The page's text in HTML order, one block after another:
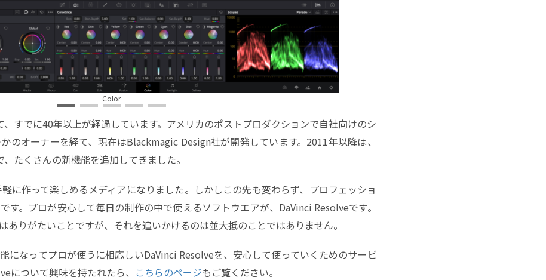
Color
すでに40年以上が経過しています。アメリカのポストプロダクションで自社向けのシ
のオーナーを経て、現在はBlackmagic Design社が開発しています。2011年以降は、
たくさんの新機能を追加してきました。
に作って楽しめるメディアになりました。しかしこの先も変わらず、プロフェッショ
す。プロが安心して毎日の制作の中で使えるソフトウエアが、DaVinci Resolveです。
ありがたいことですが、それを追いかけるのは並大抵のことではありません。
になってプロが使うに相応しいDaVinci Resolveを、安心して使っていくためのサービ
について興味を持たれたら、 こちらのページもご覧ください。